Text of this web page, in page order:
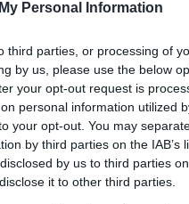
Personal Information
third parties, or processing of
by us, please use the below
your opt-out request is
personal information utilized
your opt-out. You may
by third parties on the IAB’s
by us to third parties
it to other third parties.
sulla sicurezza delle
in termini di
le nostre strade